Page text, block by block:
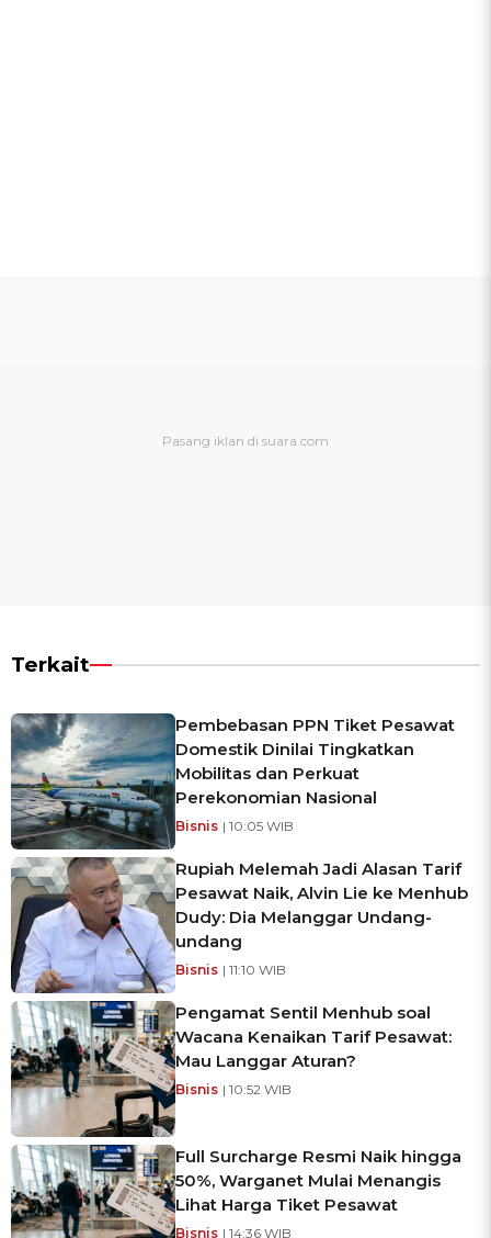
Terkait
Pembebasan PPN Tiket Pesawat
Domestik Dinilai Tingkatkan
Mobilitas dan Perkuat
Perekonomian Nasional
Bisnis | 10:05 WIB
Rupiah Melemah Jadi Alasan Tarif
Pesawat Naik, Alvin Lie ke Menhub
Dudy: Dia Melanggar Undang-
undang
Bisnis | 11:10 WIB
Pengamat Sentil Menhub soal
Wacana Kenaikan Tarif Pesawat:
Mau Langgar Aturan?
Bisnis | 10:52 WIB
Full Surcharge Resmi Naik hingga
50%, Warganet Mulai Menangis
Lihat Harga Tiket Pesawat
Bisnis | 14:36 WIB